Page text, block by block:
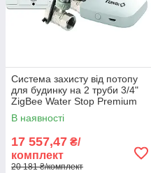
Система захисту від потопу
для будинку на 2 труби 3/4"
ZigBee Water Stop Premium
Tervix
В наявності
17 557,47 ₴/
комплект
20 181 ₴/комплект